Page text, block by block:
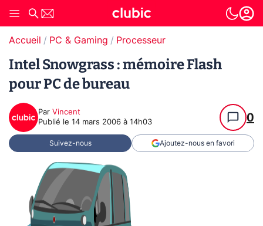
Accueil PC & Gaming Processeur
Intel Snowgrass : mémoire Flash
pour PC de bureau
Par Vincent
Publié le 14 mars 2006 à 14h03 0
Suivez-nous Ajoutez-nous en favori